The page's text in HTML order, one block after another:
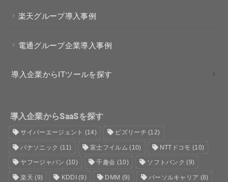
楽天グループ導入事例
電通グループ企業導入事例
導入企業からITツールを探す
導入企業からSaaSを探す
サイバーエージェント (14) ビズリーチ (12)
パナソニック (11) 富士フイルム (10) NTTドコモ (10)
ヤフージャパン (10) 千趣会 (10) ソフトバンク (9)
楽天 (9) KDDI (9) DMM (9) パーソルキャリア (8)